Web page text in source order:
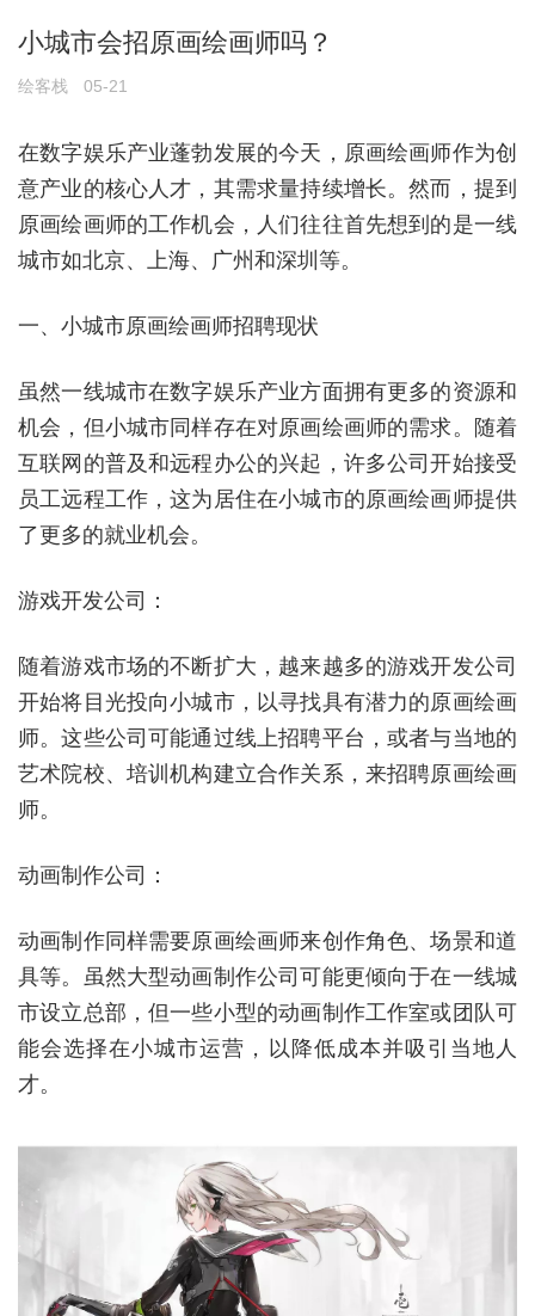
小城市会招原画绘画师吗？
绘客栈 05-21
在数字娱乐产业蓬勃发展的今天，原画绘画师作为创
意产业的核心人才，其需求量持续增长。然而，提到
原画绘画师的工作机会，人们往往首先想到的是一线
城市如北京、上海、广州和深圳等。
一、小城市原画绘画师招聘现状
虽然一线城市在数字娱乐产业方面拥有更多的资源和
机会，但小城市同样存在对原画绘画师的需求。随着
互联网的普及和远程办公的兴起，许多公司开始接受
员工远程工作，这为居住在小城市的原画绘画师提供
了更多的就业机会。
游戏开发公司：
随着游戏市场的不断扩大，越来越多的游戏开发公司
开始将目光投向小城市，以寻找具有潜力的原画绘画
师。这些公司可能通过线上招聘平台，或者与当地的
艺术院校、培训机构建立合作关系，来招聘原画绘画
师。
动画制作公司：
动画制作同样需要原画绘画师来创作角色、场景和道
具等。虽然大型动画制作公司可能更倾向于在一线城
市设立总部，但一些小型的动画制作工作室或团队可
能会选择在小城市运营，以降低成本并吸引当地人
才。